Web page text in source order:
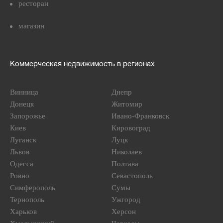
ресторан
магазин
Коммерческая недвижимость в регионах
Винница
Днепр
Донецк
Житомир
Запорожье
Ивано-Франковск
Киев
Кировоград
Луганск
Луцк
Львов
Николаев
Одесса
Полтава
Ровно
Севастополь
Симферополь
Сумы
Тернополь
Ужгород
Харьков
Херсон